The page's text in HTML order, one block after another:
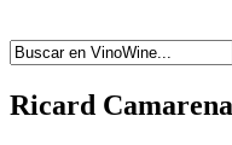
Ricard